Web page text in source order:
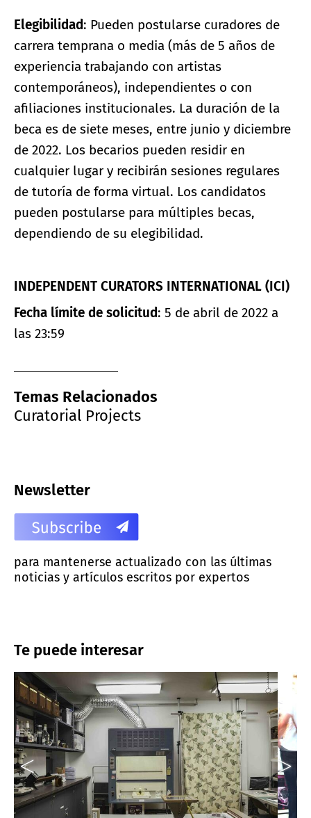
Elegibilidad: Pueden postularse curadores de
carrera temprana o media (más de 5 años de
experiencia trabajando con artistas
contemporáneos), independientes o con
afiliaciones institucionales. La duración de la
beca es de siete meses, entre junio y diciembre
de 2022. Los becarios pueden residir en
cualquier lugar y recibirán sesiones regulares
de tutoría de forma virtual. Los candidatos
pueden postularse para múltiples becas,
dependiendo de su elegibilidad.
INDEPENDENT CURATORS INTERNATIONAL (ICI)
Fecha límite de solicitud: 5 de abril de 2022 a
las 23:59
Temas Relacionados
Curatorial Projects
Newsletter
para mantenerse actualizado con las últimas
noticias y artículos escritos por expertos
Te puede interesar